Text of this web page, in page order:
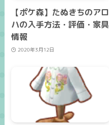
【ポケ森】たぬきちのアロ
ハの入手方法・評価・家具
情報
2020年3月12日